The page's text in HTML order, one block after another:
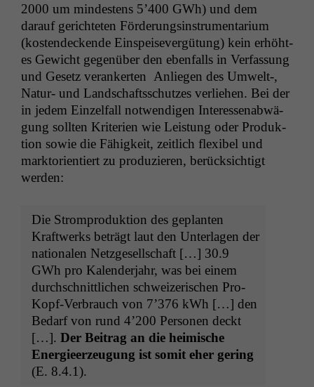
2000 um min­destens 5’400 GWh) und dem
darauf gerichteten Förderungsin­stru­men­tar­i­um
(kos­ten­deck­ende Ein­spei­sev­ergü­tung) kein erhöht­
es Gewicht gegenüber den eben­falls in Ver­fas­sung
und Gesetz ver­ankerten Anliegen des Umwelt‑,
Natur- und Land­schaftss­chutzes ver­liehen. Bei der
in jedem Einzelfall notwendi­gen Inter­essen­ab­wä­
gung soll­ten Kri­te­rien wie Leis­tung oder Pro­duk­
tion sowie die Fähigkeit, zeitlich flex­i­bel und
mark­to­ri­en­tiert zu pro­duzieren, berück­sichtigt
werden:
Die Strompro­duk­tion des geplanten
Kraftwerks beträgt laut den Unter­la­gen der
nationalen Net­zge­sellschaft […] 30.9
GWh pro Kalen­der­jahr, was bei einem
durch­schnit­tlichen schweiz­erischen Pro-
Kopf-Ver­brauch von 7’376 kWh […] den
Bedarf von rund 4’200 Per­so­n­en deckt
[…]. Der Beitrag an die heimis­che
Energieerzeu­gung ist somit eher ger­ing
(E. 8.4.1).